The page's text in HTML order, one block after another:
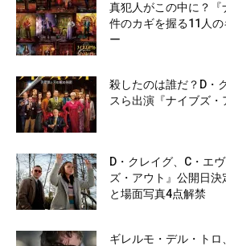
真犯人がこの中に？
件のカギを握る11人
ー
殺したのは誰だ？D・
スら出演『ナイブズ
D・クレイグ、C・エ
ズ・アウト』公開日
と場面写真4点解禁
ギレルモ・デル・ト